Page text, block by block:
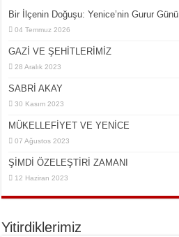
Bir İlçe­nin Do­ğu­şu: Ye­ni­ce’nin Gurur Günü
04 Temmuz 2026
GAZİ VE ŞEHİTLERİMİZ
28 Aralık 2023
SABRİ AKAY
30 Kasım 2023
MÜKELLEFİYET VE YENİCE
07 Ağustos 2023
ŞİMDİ ÖZELEŞTİRİ ZAMANI
12 Haziran 2023
Yitirdiklerimiz